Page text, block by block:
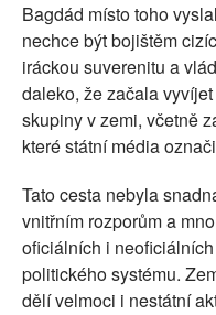
Bagdád místo toho
nechce být bojištěm
iráckou suverenitu a
daleko, že začala
skupiny v zemi, včetně
které státní média
Tato cesta nebyla
vnitřním rozporům a
oficiálních i
politického systému.
dělí velmoci i nestátní